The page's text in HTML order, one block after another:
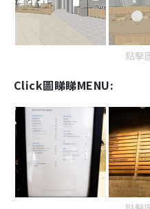
點擊
Click圖睇睇MENU: